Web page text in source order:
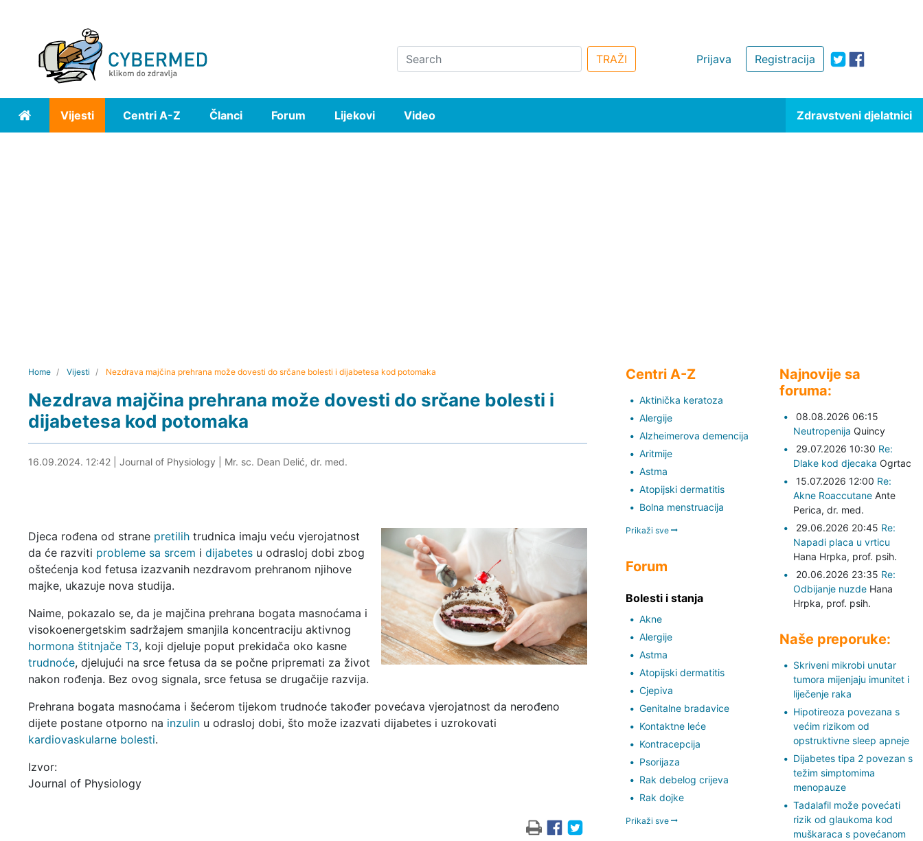
Registracija
Prijava
Search TRAŽI
Home Vijesti Centri A-Z Članci Forum Lijekovi Video Zdravstveni djelatnici
Home Vijesti Nezdrava majčina prehrana može dovesti do srčane bolesti i dijabetesa kod potomaka
Nezdrava majčina prehrana može dovesti do srčane bolesti i
dijabetesa kod potomaka
16.09.2024. 13:01
16.09.2024. 12:42| Journal of Physiology Mr. sc. Dean Delić, dr. med.
Djeca rođena od strane pretilihtrudnica imaju veću vjerojatnost
da će razviti probleme sa srcem i dijabetesu odrasloj dobi zbog
oštećenja kod fetusa izazvanih nezdravom prehranom njihove
majke, ukazuje nova studija.
Naime, pokazalo se, da je majčina prehrana bogata masnoćama i
visokoenergetskim sadržajem smanjila koncentraciju aktivnog
hormona štitnjače T3, koji djeluje poput prekidača oko kasne
trudnoće, djelujući na srce fetusa da se počne pripremati za život
nakon rođenja. Bez ovog signala, srce fetusa se drugačije razvija.
Prehrana bogata masnoćama i šećerom tijekom trudnoće također povećava vjerojatnost da nerođeno
dijete postane otporno na inzulinu odrasloj dobi, što može izazvati dijabetes i uzrokovati
kardiovaskularne bolesti.
Izvor:
Journal of Physiology
Centri A-Z
Aktinička keratoza
Alergije
Alzheimerova demencija
Aritmije
Astma
Atopijski dermatitis
Bolna menstruacija
Prikaži sve
Forum
Bolesti i stanja
Akne
Alergije
Astma
Atopijski dermatitis
Cjepiva
Genitalne bradavice
Kontaktne leće
Kontracepcija
Psorijaza
Rak debelog crijeva
Rak dojke
Prikaži sve
Najnovije sa
foruma:
08.08.2026 06:15
Neutropenija Quincy
29.07.2026 10:30 Re:
Dlake kod djecaka Ogrtac
15.07.2026 12:00 Re:
Akne Roaccutane Ante
Perica, dr. med.
29.06.2026 20:45 Re:
Napadi placa u vrticu
Hana Hrpka, prof. psih.
20.06.2026 23:35 Re:
Odbijanje nuzde Hana
Hrpka, prof. psih.
Naše preporuke:
Skriveni mikrobi unutar
tumora mijenjaju imunitet i
liječenje raka
Hipotireoza povezana s
većim rizikom od
opstruktivne sleep apneje
Dijabetes tipa 2 povezan s
težim simptomima
menopauze
Tadalafil može povećati
rizik od glaukoma kod
muškaraca s povećanom